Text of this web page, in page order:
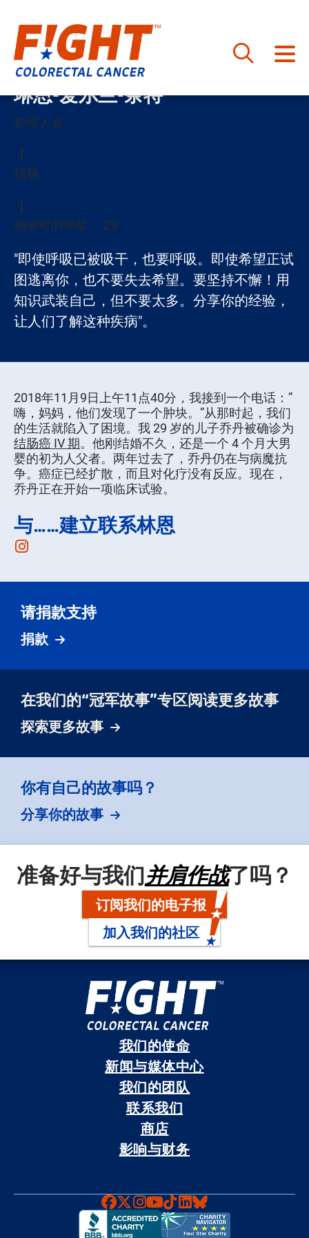
至琳恩-爱尔兰-奈特
护理人员
结肠
确诊时的年龄： 29
"即使呼吸已被吸干，也要呼吸。即使希望正试
图逃离你，也不要失去希望。要坚持不懈！用
知识武装自己，但不要太多。分享你的经验，
让人们了解这种疾病"。
2018年11月9日上午11点40分，我接到一个电话：”
嗨，妈妈，他们发现了一个肿块。”从那时起，我们
的生活就陷入了困境。我 29 岁的儿子乔丹被确诊为
结肠癌 IV 期。他刚结婚不久，还是一个 4 个月大男
婴的初为人父者。两年过去了，乔丹仍在与病魔抗
争。癌症已经扩散，而且对化疗没有反应。现在，
乔丹正在开始一项临床试验。
与……建立联系林恩
Instagram
请捐款支持
捐款
在我们的“冠军故事”专区阅读更多故事
探索更多故事
你有自己的故事吗？
分享你的故事
准备好与我们并肩作战了吗？
订阅我们的电子报
加入我们的社区
我们的使命
新闻与媒体中心
我们的团队
联系我们
商店
影响与财务
Faceboook
X Instagram
YouTube
TikTok
LinkedIn
Bluesky